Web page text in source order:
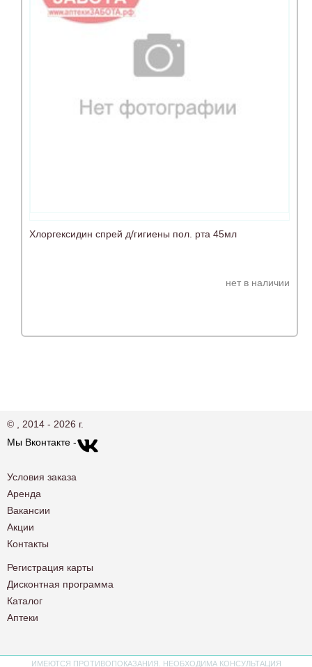
Хлоргексидин спрей д/гигиены пол. рта 45мл
нет в наличии
© , 2014 - 2026 г.
Мы Вконтакте -
Условия заказа
Аренда
Вакансии
Акции
Контакты
Регистрация карты
Дисконтная программа
Каталог
Аптеки
ИМЕЮТСЯ ПРОТИВОПОКАЗАНИЯ. НЕОБХОДИМА КОНСУЛЬТАЦИЯ